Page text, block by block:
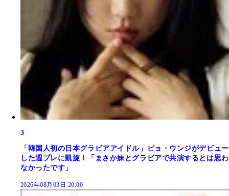
3
「韓国人初の日本グラビアアイドル」ピョ・ウンジがデビュー
した週プレに凱旋！「まさか妹とグラビアで共演するとは思わ
なかったです」
2026年08月03日 20:00